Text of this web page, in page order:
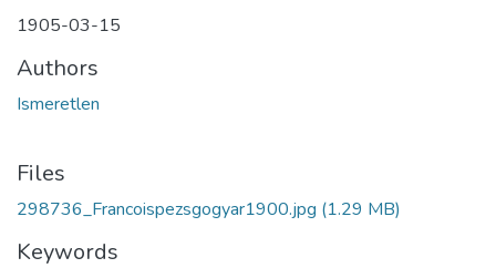
1905-03-15
Authors
Ismeretlen
Files
298736_Francoispezsgogyar1900.jpg (1.29 MB)
Keywords